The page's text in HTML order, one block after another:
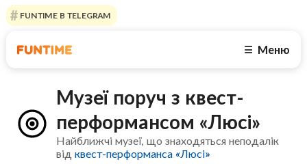
FUNTIME В TELEGRAM
☰ Меню
Музеї поруч з квест-
перформансом «Люсі»
Найближчі музеї, що знаходяться неподалік
відквест-перформанса «Люсі»